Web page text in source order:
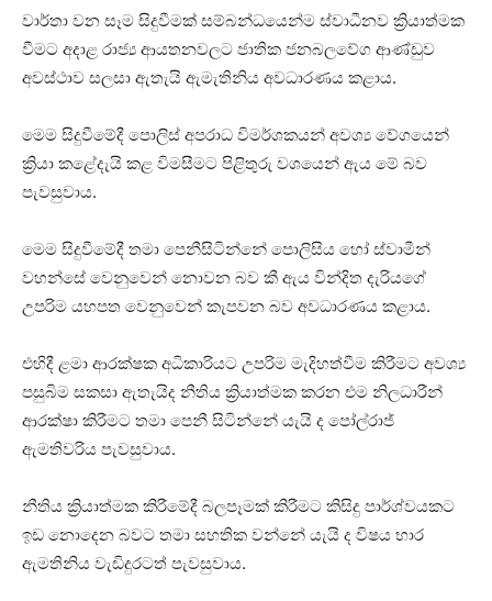
වාර්තා වන සෑම සිදුවීමක් සම්බන්ධයෙන්ම ස්වාධීනව ක්‍රියාත්මක
වීමට අදාළ රාජ්‍ය ආයතනවලට ජාතික ජනබලවේග ආණ්ඩුව
අවස්ථාව සලසා ඇතැයි ඇමැතිනිය අවධාරණය කළාය.
මෙම සිදුවීමේදී පොලිස් අපරාධ විමර්ශකයන් අවශ්‍ය වේගයෙන්
ක්‍රියා කළේදැයි කළ විමසීමට පිළිතුරු වශයෙන් ඇය මේ බව
පැවසුවාය.
මෙම සිදුවීමේදී තමා පෙනීසිටින්නේ පොලිසිය හෝ ස්වාමීන්
වහන්සේ වෙනුවෙන් නොවන බව කී ඇය වින්දිත දැරියගේ
උපරිම යහපත වෙනුවෙන් කැපවන බව අවධාරණය කළාය.
එහිදී ළමා ආරක්ෂක අධිකාරියට උපරිම මැදිහත්වීම කිරීමට අවශ්‍ය
පසුබිම සකසා ඇතැයිද නීතිය ක්‍රියාත්මක කරන එම නිලධාරීන්
ආරක්ෂා කිරීමට තමා පෙනී සිටින්නේ යැයි ද පෝල්රාජ්
ඇමතිවරිය පැවසුවාය.
නීතිය ක්‍රියාත්මක කිරීමේදී බලපෑමක් කිරීමට කිසිදු පාර්ශ්වයකට
ඉඩ නොදෙන බවට තමා සහතික වන්නේ යැයි ද විෂය භාර
ඇමතිනිය වැඩිදුරටත් පැවසුවාය.